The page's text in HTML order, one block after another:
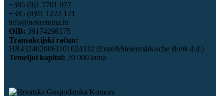
+385 (0)1 7701 077
+385 (0)91 1222 121
info@nekretnina.hr
OIB: 39174298175
Transakcijski račun:
HR4324020061101024332 (Erste&Steiermärkische Bank d.d.)
Temeljni kapital: 20 000 kuna